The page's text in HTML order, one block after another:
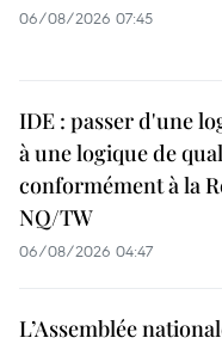
06/08/2026 07:45
IDE : passer d'une
à une logique de
conformément à la
NQ/TW
06/08/2026 04:47
L’Assemblée